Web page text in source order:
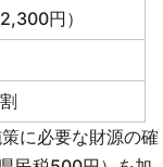
円）
に必要な財源の確